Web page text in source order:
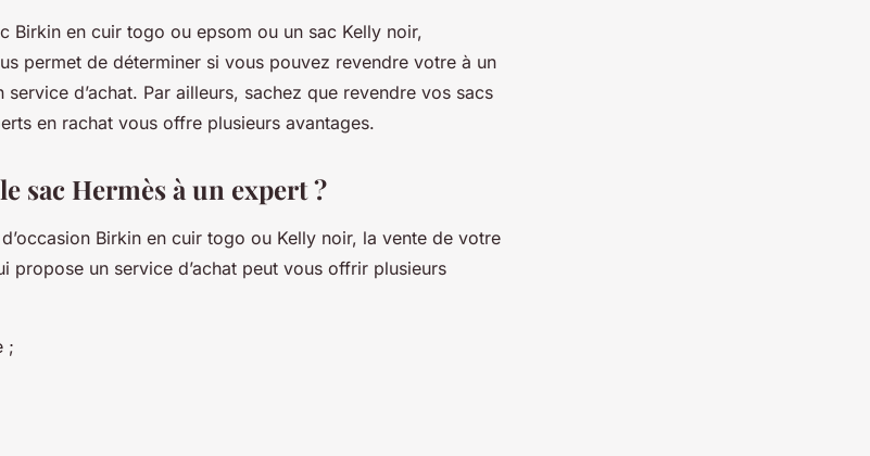
Birkin en cuir togo ou epsom ou un sac Kelly noir,
permet de déterminer si vous pouvez revendre votre à un
d’achat. Par ailleurs, sachez que revendre vos sacs
en rachat vous offre plusieurs avantages.
sac Hermès à un expert ?
Birkin en cuir togo ou Kelly noir, la vente de votre
propose un service d’achat peut vous offrir plusieurs
;